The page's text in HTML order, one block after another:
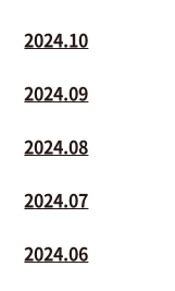
2024.10
2024.09
2024.08
2024.07
2024.06